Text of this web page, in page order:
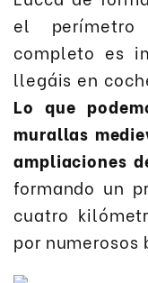
el
completo es
llegáis en
Lo que
murallas
ampliaciones
formando un
cuatro
por numerosos